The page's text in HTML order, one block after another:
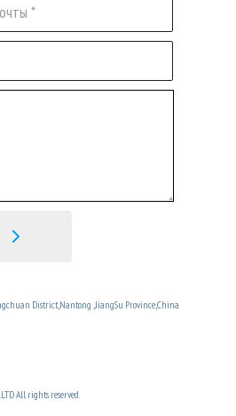
District,Nantong ,JiangSu Province,China
All rights reserved.